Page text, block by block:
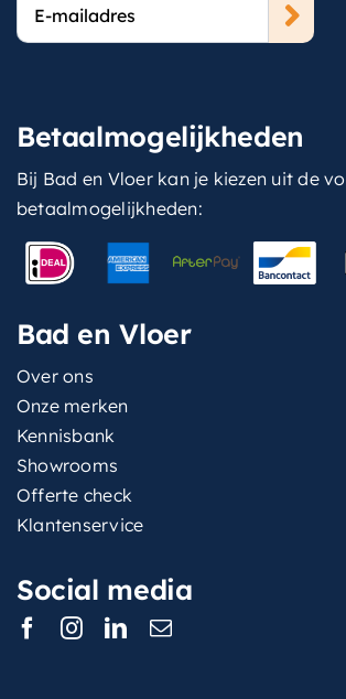
mailadres
Betaalmogelijkheden
Bij Bad en Vloer kan je kiezen uit de
betaalmogelijkheden:
Bad en Vloer
Over ons
Onze merken
Kennisbank
Showrooms
Offerte check
Klantenservice
Social media